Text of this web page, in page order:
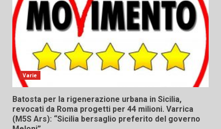
Varie
Batosta per la rigenerazione urbana in Sicilia,
revocati da Roma progetti per 44 milioni. Varrica
(M5S Ars): “Sicilia bersaglio preferito del governo